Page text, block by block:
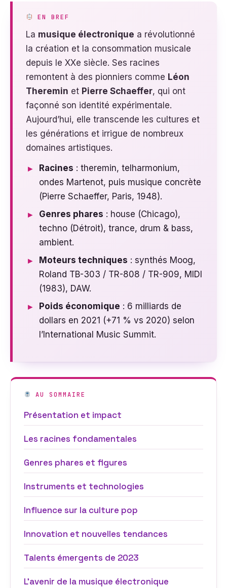
EN BREF
La musique électronique a révolutionné
la création et la consommation musicale
depuis le XXe siècle. Ses racines
remontent à des pionniers comme Léon
Theremin et Pierre Schaeffer, qui ont
façonné son identité expérimentale.
Aujourd’hui, elle transcende les cultures et
les générations et irrigue de nombreux
domaines artistiques.
Racines : theremin, telharmonium,
ondes Martenot, puis musique concrète
(Pierre Schaeffer, Paris, 1948).
Genres phares : house (Chicago),
techno (Détroit), trance, drum & bass,
ambient.
Moteurs techniques : synthés Moog,
Roland TB-303 / TR-808 / TR-909, MIDI
(1983), DAW.
Poids économique : 6 milliards de
dollars en 2021 (+71 % vs 2020) selon
l’International Music Summit.
AU SOMMAIRE
Présentation et impact
Les racines fondamentales
Genres phares et figures
Instruments et technologies
Influence sur la culture pop
Innovation et nouvelles tendances
Talents émergents de 2023
L’avenir de la musique électronique